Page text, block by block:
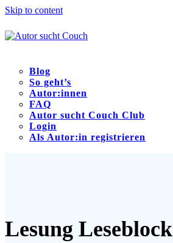
Skip to content
Blog
So geht’s
Autor:innen
FAQ
Autor sucht Couch Club
Login
Als Autor:in registrieren
Lesung Leseblock